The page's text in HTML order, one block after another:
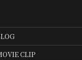
CLIP